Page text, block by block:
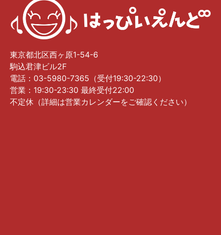
東京都北区西ヶ原1-54-6
駒込君津ビル2F
電話：03-5980-7365（受付19:30-22:30）
営業：19:30-23:30 最終受付22:00
不定休（詳細は営業カレンダーをご確認ください）